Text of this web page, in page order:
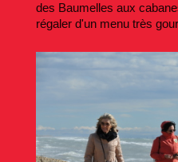
des Baumelles aux
régaler d'un menu très